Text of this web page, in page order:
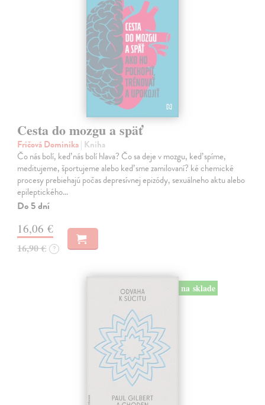
Cesta do mozgu a späť
Fričová Dominika| Kniha
Čo nás bolí, keď nás bolí hlava? Čo sa deje v mozgu, keď spíme,
meditujeme, športujeme alebo keď sme zamilovaní? ké chemické
procesy prebiehajú počas depresívnej epizódy, sexuálneho aktu alebo
epileptického…
Do 5 dní
16,06 €
16,90 € ?
na sklade